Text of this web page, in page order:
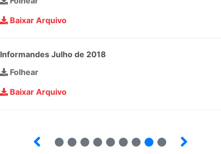
Baixar Arquivo
Informandes Julho de 2018
Folhear
Baixar Arquivo